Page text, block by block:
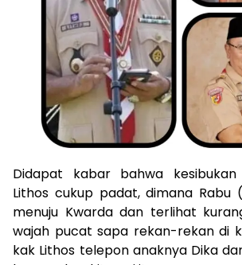
Didapat kabar bahwa
Lithos cukup padat, dimana Rabu
menuju Kwarda dan terlihat
wajah pucat sapa rekan-rekan di
kak Lithos telepon anaknya Dika